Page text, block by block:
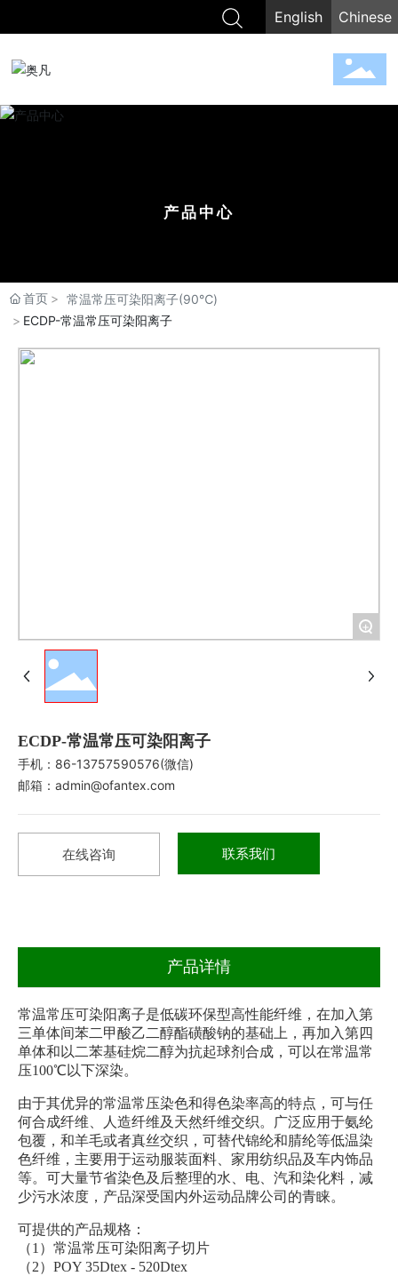
English Chinese
产品中心
首页
常温常压可染阳离子(90℃)
ECDP-常温常压可染阳离子
+
ECDP-常温常压可染阳离子
手机： 86-13757590576(微信)
邮箱： admin@ofantex.com
在线咨询 联系我们
产品详情
常温常压可染阳离子是低碳环保型高性能纤维，在加入第
三单体间苯二甲酸乙二醇酯磺酸钠的基础上，再加入第四
单体和以二苯基硅烷二醇为抗起球剂合成，可以在常温常
压100℃以下深染。
由于其优异的常温常压染色和得色染率高的特点，可与任
何合成纤维、人造纤维及天然纤维交织。广泛应用于氨纶
包覆，和羊毛或者真丝交织，可替代锦纶和腈纶等低温染
色纤维，主要用于运动服装面料、家用纺织品及车内饰品
等。可大量节省染色及后整理的水、电、汽和染化料，减
少污水浓度，产品深受国内外运动品牌公司的青睐。
可提供的产品规格：
（1）常温常压可染阳离子切片
（2）POY 35Dtex - 520Dtex